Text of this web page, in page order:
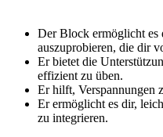
Der Block ‌ermöglicht es
auszuprobieren, die dir
Er bietet die
effizient zu üben.
Er ​hilft, Verspannungen
Er ermöglicht es dir,⁤
zu ‌integrieren.